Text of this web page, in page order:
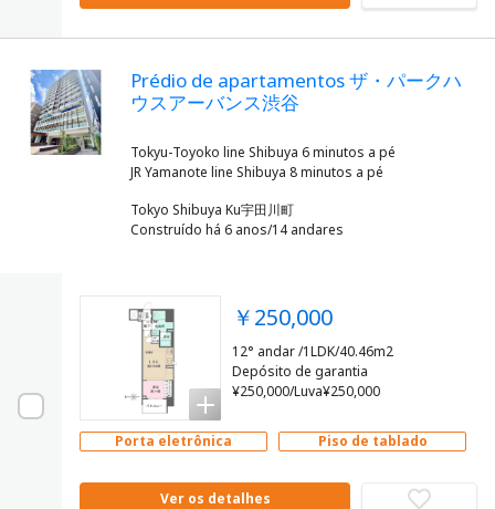
Prédio de apartamentos ザ・パークハ
ウスアーバンス渋谷
Tokyu-Toyoko line Shibuya 6 minutos a pé
Tokyo Shibuya Ku宇田川町
Construído há 6 anos/14 andares
￥250,000
12° andar /1LDK/40.46m2
Depósito de garantia
¥250,000/Luva¥250,000
Porta eletrônica Piso de tablado
Ver os detalhes